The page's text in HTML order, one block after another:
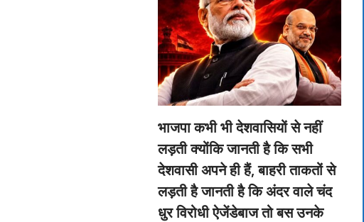
भाजपा कभी भी देशवासियों से नहीं
लड़ती क्योंकि जानती है कि सभी
देशवासी अपने ही हैं, बाहरी ताकतों से
लड़ती है जानती है कि अंदर वाले चंद
धुर विरोधी ऐजेंडेबाज तो बस उनके